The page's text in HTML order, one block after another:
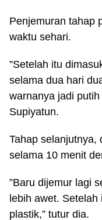
Penjemuran tahap
waktu sehari.
”Setelah itu
selama dua hari
warnanya jadi
Supiyatun.
Tahap selanjutnya,
selama 10 menit
”Baru dijemur lagi
lebih awet.
plastik,” tutur dia.